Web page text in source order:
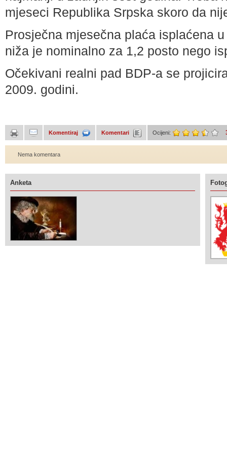
mjeseci Republika Srpska skoro da
Prosječna mjesečna plaća isplaćena
niža je nominalno za 1,2 posto nego
Očekivani realni pad BDP-a se
2009. godini.
Komentiraj Komentari Ocijeni:
Nema komentara
Anketa